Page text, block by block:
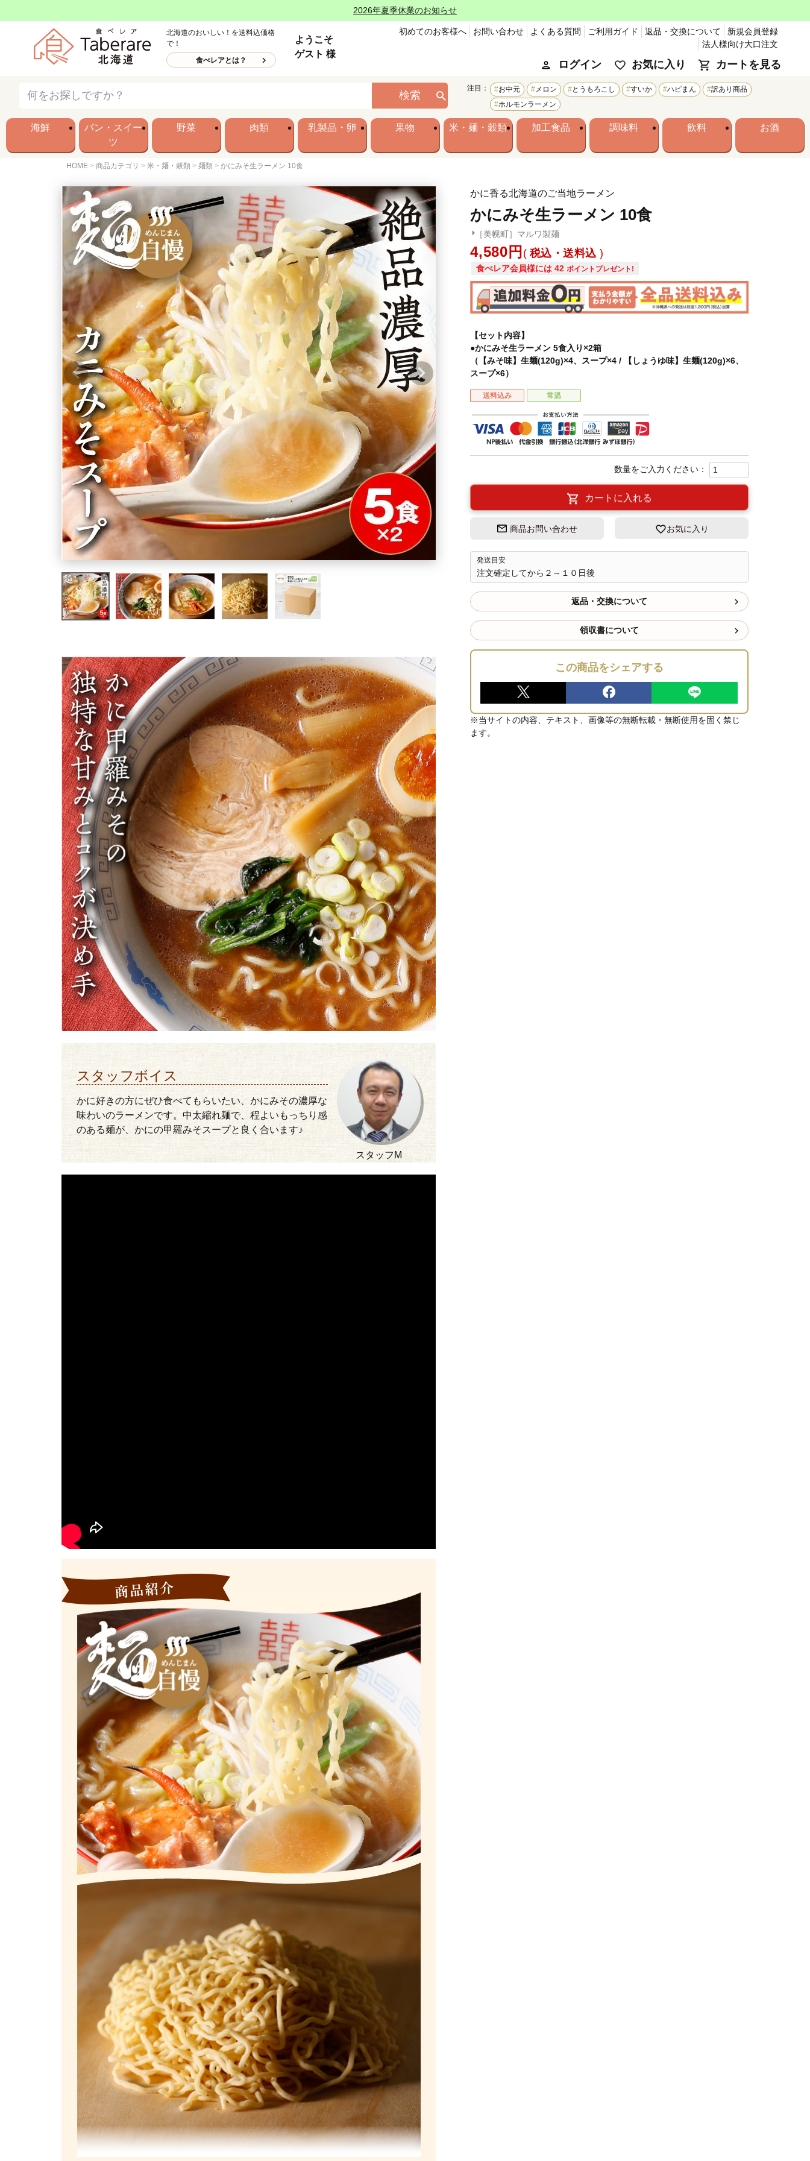
2026年夏季休業のお知らせ
北海道のおいしい！を送料込価格
で！
食べレアとは？
ようこそ
ゲスト 様
初めてのお客様へ お問い合わせ よくある質問 ご利用ガイド 返品・交換について
新規会員登録
法人様向け大口注文
ログイン お気に入り カートを見る
検索
注目： お中元 メロン とうもろこし すいか ハピまん
訳あり商品
ホルモンラーメン
海鮮
パン・スイー
ツ
野菜 肉類 乳製品・卵 果物 米・麺・穀類 加工食品 調味料 飲料 お酒
HOME 商品カテゴリ 米・麺・穀類 麺類 かにみそ生ラーメン 10食
かに香る北海道のご当地ラーメン
かにみそ生ラーメン 10食
［美幌町］マルワ製麺
4,580 税込・送料込
食べレア会員様には 42 ポイントプレゼント!
【セット内容】
●かにみそ生ラーメン 5食入り×2箱
（【みそ味】生麺(120g)×4、スープ×4 / 【しょうゆ味】生麺(120g)×6、
スープ×6）
送料込み 常温
カートに入れる
商品お問い合わせ お気に入り
発送目安
注文確定してから２～１０日後
返品・交換について
領収書について
この商品をシェアする
※当サイトの内容、テキスト、画像等の無断転載・無断使用を固く禁じ
ます。
スタッフボイス
かに好きの方にぜひ食べてもらいたい、かにみその濃厚な
味わいのラーメンです。中太縮れ麺で、程よいもっちり感
のある麺が、かにの甲羅みそスープと良く合います♪
スタッフM